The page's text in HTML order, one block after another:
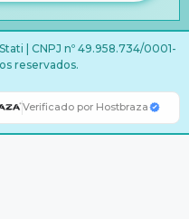
| CNPJ nº 49.958.734/0001-
reservados.